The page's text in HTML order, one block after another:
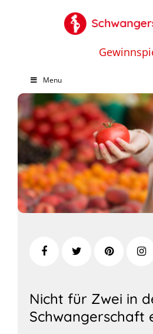
Menu
Nicht für Zwei in
Schwangerschaft